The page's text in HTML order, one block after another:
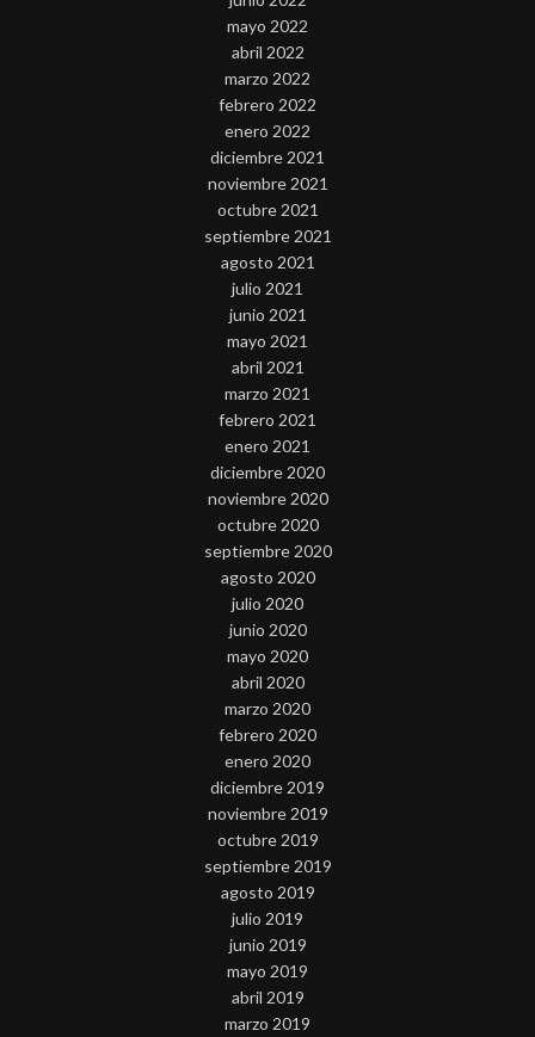
mayo 2022
abril 2022
marzo 2022
febrero 2022
enero 2022
diciembre 2021
noviembre 2021
octubre 2021
septiembre 2021
agosto 2021
julio 2021
junio 2021
mayo 2021
abril 2021
marzo 2021
febrero 2021
enero 2021
diciembre 2020
noviembre 2020
octubre 2020
septiembre 2020
agosto 2020
julio 2020
junio 2020
mayo 2020
abril 2020
marzo 2020
febrero 2020
enero 2020
diciembre 2019
noviembre 2019
octubre 2019
septiembre 2019
agosto 2019
julio 2019
junio 2019
mayo 2019
abril 2019
marzo 2019